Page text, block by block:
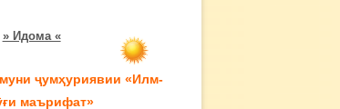
» Идома «
ҷумҳуриявии «Илм-
маърифат»